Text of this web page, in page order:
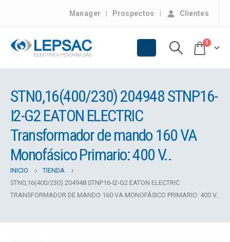
Manager Prospectos Clientes
0
STN0,16(400/230) 204948 STNP16-
I2-G2 EATON ELECTRIC
Transformador de mando 160 VA
Monofásico Primario: 400 V..
INICIO
TIENDA
STN0,16(400/230) 204948 STNP16-I2-G2 EATON ELECTRIC
TRANSFORMADOR DE MANDO 160 VA MONOFÁSICO PRIMARIO: 400 V..